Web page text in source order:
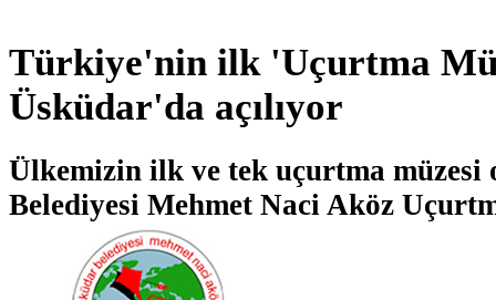
Türkiye'nin ilk 'Uçurtma
Üsküdar'da açılıyor
Ülkemizin ilk ve tek uçurtma müzesi
Belediyesi Mehmet Naci Aköz